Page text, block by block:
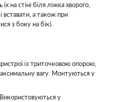
на стіні біля ліжка хворого,
вставати, а також при
з боку на бік).
із триточковою опорою,
вагу. Монтуються у
у